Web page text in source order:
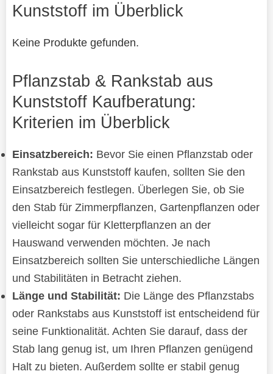
Kunststoff im Überblick
Keine Produkte gefunden.
Pflanzstab & Rankstab aus
Kunststoff Kaufberatung:
Kriterien im Überblick
Einsatzbereich: Bevor Sie einen Pflanzstab oder
Rankstab aus Kunststoff kaufen, sollten Sie den
Einsatzbereich festlegen. Überlegen Sie, ob Sie
den Stab für Zimmerpflanzen, Gartenpflanzen oder
vielleicht sogar für Kletterpflanzen an der
Hauswand verwenden möchten. Je nach
Einsatzbereich sollten Sie unterschiedliche Längen
und Stabilitäten in Betracht ziehen.
Länge und Stabilität: Die Länge des Pflanzstabs
oder Rankstabs aus Kunststoff ist entscheidend für
seine Funktionalität. Achten Sie darauf, dass der
Stab lang genug ist, um Ihren Pflanzen genügend
Halt zu bieten. Außerdem sollte er stabil genug